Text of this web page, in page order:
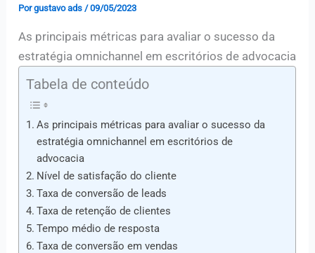
Porgustavo ads /09/05/2023
As principais métricas para avaliar o sucesso da
estratégia omnichannel em escritórios de advocacia
Tabela de conteúdo
As principais métricas para avaliar o sucesso da
estratégia omnichannel em escritórios de
advocacia
Nível de satisfação do cliente
Taxa de conversão de leads
Taxa de retenção de clientes
Tempo médio de resposta
Taxa de conversão em vendas